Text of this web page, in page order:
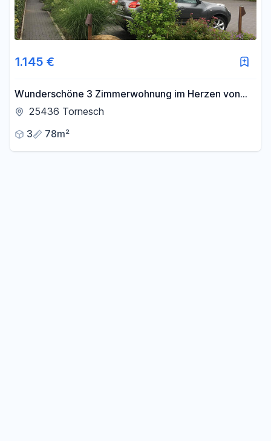
1.145 €
Wunderschöne 3 Zimmerwohnung im Herzen von
Tornesch zu vermieten
25436 Tornesch
3
78m²